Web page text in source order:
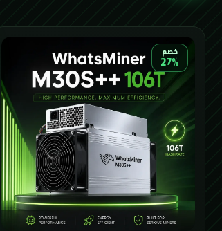
خصم
27%